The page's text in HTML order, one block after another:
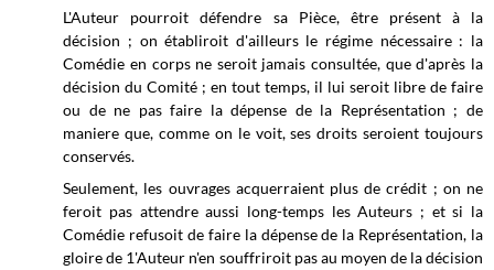
L'Auteur pourroit défendre sa Pièce, être présent à la
décision ; on établiroit d'ailleurs le régime nécessaire : la
Comédie en corps ne seroit jamais consultée, que d'après la
décision du Comité ; en tout temps, il lui seroit libre de faire
ou de ne pas faire la dépense de la Représentation ; de
maniere que, comme on le voit, ses droits seroient toujours
conservés.
Seulement, les ouvrages acquerraient plus de crédit ; on ne
feroit pas attendre aussi long-temps les Auteurs ; et si la
Comédie refusoit de faire la dépense de la Représentation, la
gloire de 1'Auteur n'en souffriroit pas au moyen de la décision